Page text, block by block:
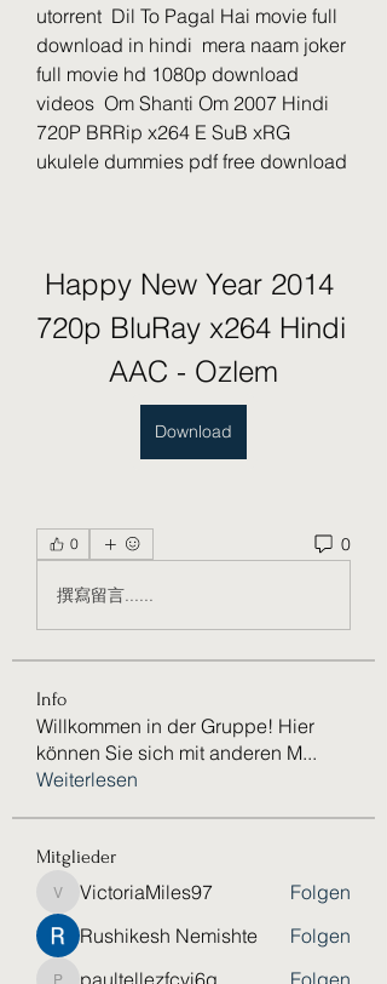
utorrent  Dil To Pagal Hai movie full
download in hindi  mera naam joker
full movie hd 1080p download
videos  Om Shanti Om 2007 Hindi
720P BRRip x264 E SuB xRG
Happy New Year 2014
720p BluRay x264 Hindi
AAC - Ozlem
Download
0 0
撰寫留言......
Info
Willkommen in der Gruppe! Hier
können Sie sich mit anderen M...
Weiterlesen
Mitglieder
VictoriaMiles97
VictoriaMiles97
Folgen
Rushikesh Nemishte
Folgen
paultellezfcvi6g Folgen